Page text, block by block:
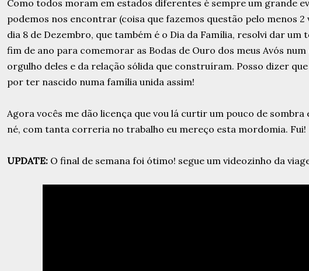
Como todos moram em estados diferentes é sempre um grande
podemos nos encontrar (coisa que fazemos questão pelo menos 2
dia 8 de Dezembro, que também é o Dia da Família, resolvi dar
fim de ano para comemorar as Bodas de Ouro dos meus Avós
orgulho deles e da relação sólida que construíram. Posso dizer
por ter nascido numa família unida assim!
Agora vocês me dão licença que vou lá curtir um pouco de sombra
né, com tanta correria no trabalho eu mereço esta mordomia. Fui!
UPDATE: O final de semana foi ótimo! segue um videozinho da